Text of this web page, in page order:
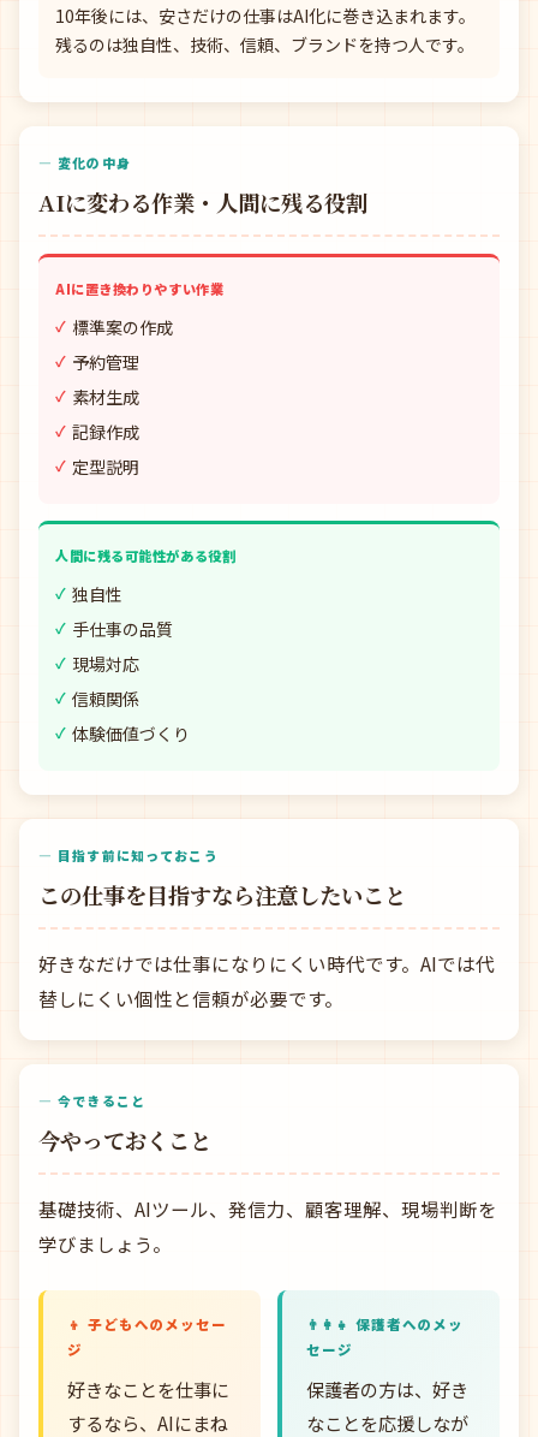
10年後には、安さだけの仕事はAI化に巻き込まれます。
残るのは独自性、技術、信頼、ブランドを持つ人です。
— 変化の中身
AIに変わる作業・人間に残る役割
AIに置き換わりやすい作業
標準案の作成
予約管理
素材生成
記録作成
定型説明
人間に残る可能性がある役割
独自性
手仕事の品質
現場対応
信頼関係
体験価値づくり
— 目指す前に知っておこう
この仕事を目指すなら注意したいこと
好きなだけでは仕事になりにくい時代です。AIでは代
替しにくい個性と信頼が必要です。
— 今できること
今やっておくこと
基礎技術、AIツール、発信力、顧客理解、現場判断を
学びましょう。
👦 子どもへのメッセー
ジ
好きなことを仕事に
するなら、AIにまね
👨‍👩‍👧 保護者へのメッ
セージ
保護者の方は、好き
なことを応援しなが